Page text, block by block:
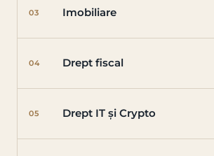
03 Imobiliare
04 Drept fiscal
05 Drept IT și Crypto